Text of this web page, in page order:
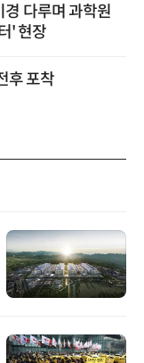
다루며 과학원
' 현장
후 포착